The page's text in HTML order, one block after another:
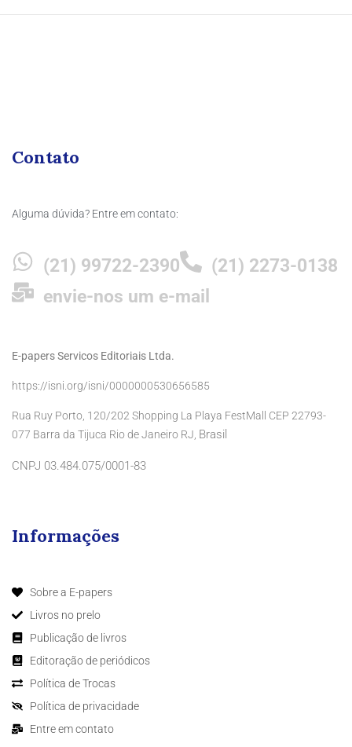
Contato
Alguma dúvida? Entre em contato:
(21) 99722-2390
(21) 2273-0138
envie-nos um e-mail
E-papers Servicos Editoriais Ltda.
https://isni.org/isni/0000000530656585
Rua Ruy Porto, 120/202 Shopping La Playa FestMall CEP 22793-
077 Barra da Tijuca Rio de Janeiro RJ, Brasil
CNPJ 03.484.075/0001-83
Informações
Sobre a E-papers
Livros no prelo
Publicação de livros
Editoração de periódicos
Política de Trocas
Política de privacidade
Entre em contato